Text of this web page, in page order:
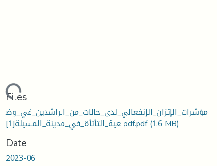
Loading...
Files
مؤشرات_الإتزان_الإنفعالي_لدى_حالات_من_الراشدين_في_وض
عية_التأتأة_في_مدينة_المسيلة[1] pdf.pdf(1.6 MB)
Date
2023-06